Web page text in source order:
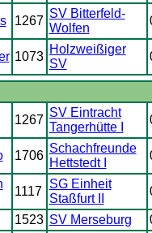
1267
SV Bitterfeld-
Wolfen
1073
Holzweißiger
SV
1267
SV Eintracht
Tangerhütte I
1706
Schachfreunde
Hettstedt I
1117
SG Einheit
Staßfurt II
1523 SV Merseburg